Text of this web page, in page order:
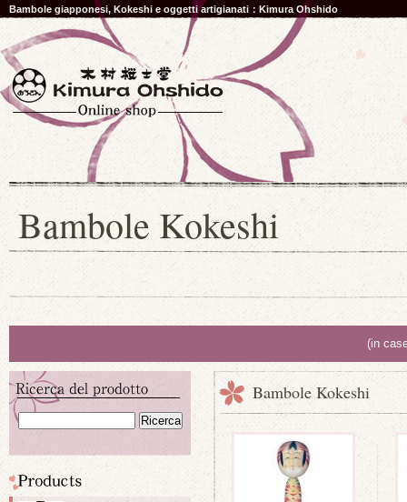
Bambole giapponesi, Kokeshi e oggetti artigianati：Kimura Ohshido
Bambole Kokeshi
(in
Bambole Kokeshi